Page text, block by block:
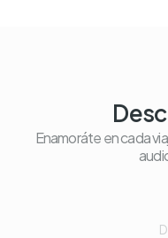
Enamoráte en cada